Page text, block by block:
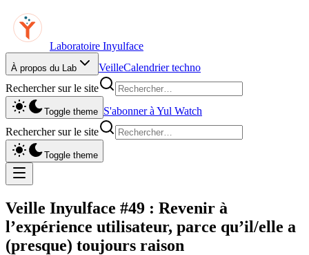
Laboratoire Inyulface
À propos du Lab VeilleCalendrier techno
Rechercher sur le site
Toggle theme S'abonner à Yul Watch
Rechercher sur le site
Toggle theme
Veille Inyulface #49 : Revenir à
l’expérience utilisateur, parce qu’il/elle a
(presque) toujours raison